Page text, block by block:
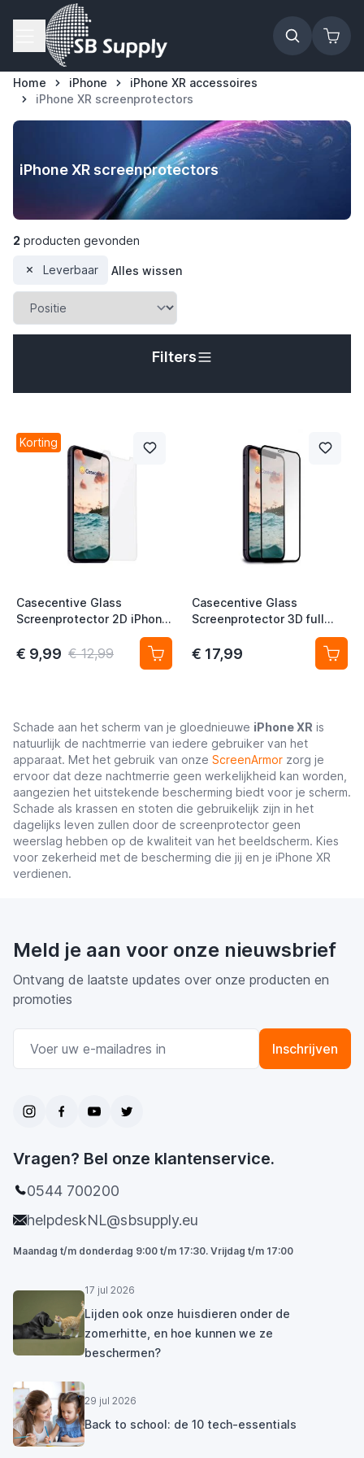
Ga naar de inhoud
Home iPhone
iPhone XR accessoires
iPhone XR screenprotectors
iPhone XR screenprotectors
2 producten gevonden
Leverbaar Alles wissen
Filters
Korting
Casecentive Glass
Screenprotector 2D iPhone
€ 9,99 € 12,99
Casecentive Glass
Screenprotector 3D full
€ 17,99
Schade aan het scherm van je gloednieuwe iPhone XR is
natuurlijk de nachtmerrie van iedere gebruiker van het
apparaat. Met het gebruik van onze ScreenArmor zorg je
ervoor dat deze nachtmerrie geen werkelijkheid kan worden,
aangezien het uitstekende bescherming biedt voor je scherm.
Schade als krassen en stoten die gebruikelijk zijn in het
dagelijks leven zullen door de screenprotector geen
weerslag hebben op de kwaliteit van het beeldscherm. Kies
voor zekerheid met de bescherming die jij en je iPhone XR
verdienen.
Meld je aan voor onze nieuwsbrief
Ontvang de laatste updates over onze producten en
promoties
Inschrijven
Vragen? Bel onze klantenservice.
0544 700200
helpdeskNL@sbsupply.eu
Maandag t/m donderdag 9:00 t/m 17:30. Vrijdag t/m 17:00
17 jul 2026
Lijden ook onze huisdieren onder de
zomerhitte, en hoe kunnen we ze
beschermen?
29 jul 2026
Back to school: de 10 tech-essentials